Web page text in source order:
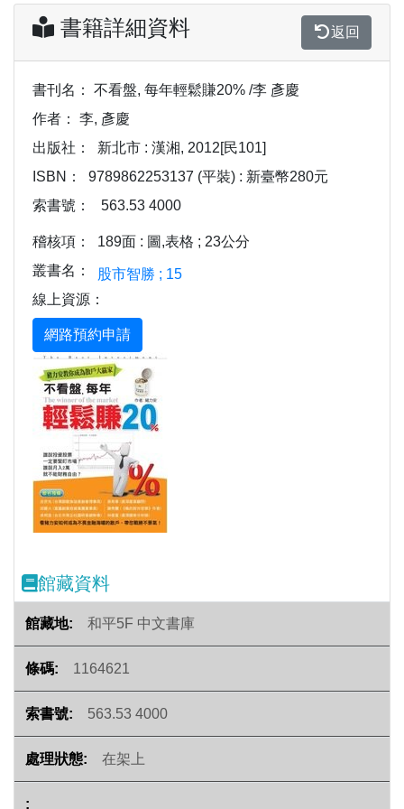
書籍詳細資料 返回
書刊名：
不看盤, 每年輕鬆賺20% /李 彥慶
作者：
李, 彥慶
出版社：
新北市 : 漢湘, 2012[民101]
ISBN：
9789862253137 (平裝) : 新臺幣280元
索書號：
563.53 4000
稽核項：
189面 : 圖,表格 ; 23公分
叢書名：
股市智勝 ; 15
線上資源：
Previous
館藏資料
和平5F 中文書庫
1164621
563.53 4000
在架上